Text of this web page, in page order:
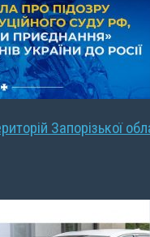
Запорізької